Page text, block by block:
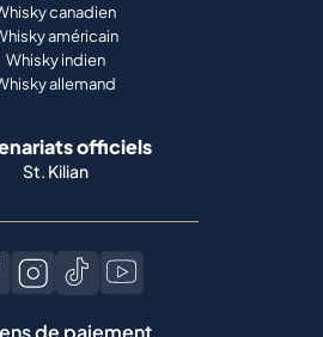
canadien
américain
Whisky indien
allemand
officiels
St. Kilian
de paiement